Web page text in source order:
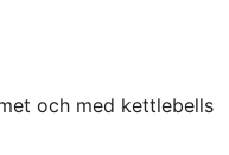
och med kettlebells